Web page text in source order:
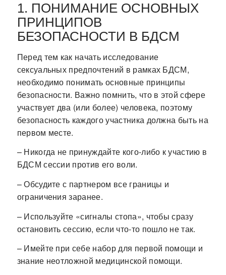
1. ПОНИМАНИЕ ОСНОВНЫХ
ПРИНЦИПОВ
БЕЗОПАСНОСТИ В БДСМ
Перед тем как начать исследование
сексуальных предпочтений в рамках БДСМ,
необходимо понимать основные принципы
безопасности. Важно помнить, что в этой сфере
участвует два (или более) человека, поэтому
безопасность каждого участника должна быть на
первом месте.
– Никогда не принуждайте кого-либо к участию в
БДСМ сессии против его воли.
– Обсудите с партнером все границы и
ограничения заранее.
– Используйте «сигналы стопа», чтобы сразу
остановить сессию, если что-то пошло не так.
– Имейте при себе набор для первой помощи и
знание неотложной медицинской помощи.